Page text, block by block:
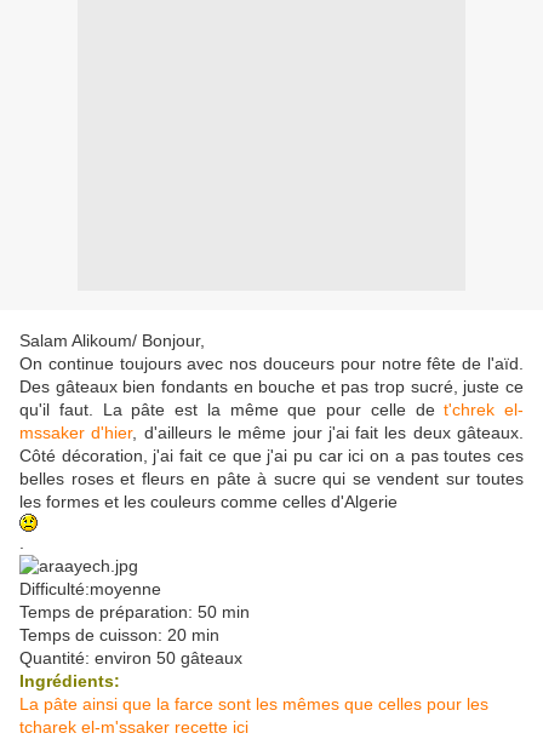
Salam Alikoum/ Bonjour,
On continue toujours avec nos douceurs pour notre fête de l'aïd.
Des gâteaux bien fondants en bouche et pas trop sucré, juste ce
qu'il faut. La pâte est la même que pour celle det'chrek el-
mssaker d'hier, d'ailleurs le même jour j'ai fait les deux gâteaux.
Côté décoration, j'ai fait ce que j'ai pu car ici on a pas toutes ces
belles roses et fleurs en pâte à sucre qui se vendent sur toutes
les formes et les couleurs comme celles d'Algerie
Difficulté:moyenne
Temps de préparation: 50 min
Temps de cuisson: 20 min
Quantité: environ 50 gâteaux
Ingrédients:
La pâte ainsi que la farce sont les mêmes que celles pour les
tcharek el-m'ssaker recette ici